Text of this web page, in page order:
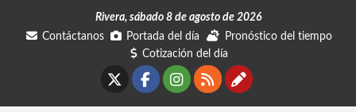
Rivera, sábado 8 de agosto de 2026
Contáctanos
Portada del día
Pronóstico del tiempo
Cotización del día
Facebook
Instagram
RSSContáctanos